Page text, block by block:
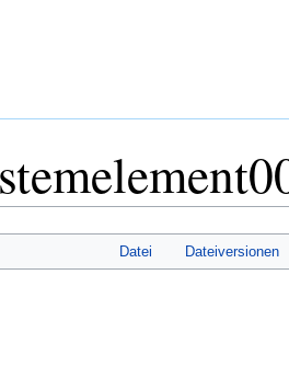
Datei Dateiversionen